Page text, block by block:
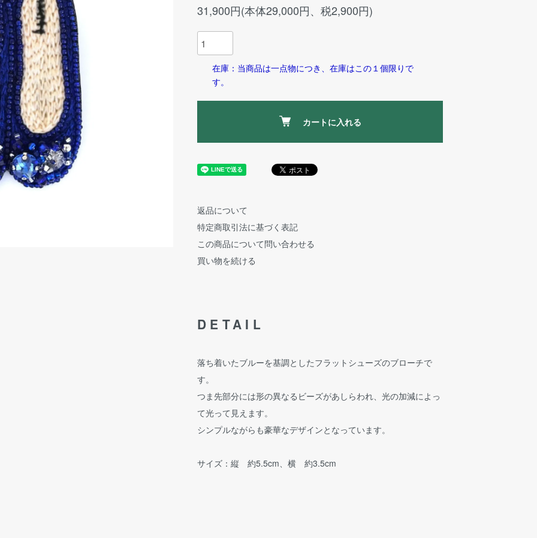
31,900円(本体29,000円、税2,900円)
在庫：当商品は一点物につき、在庫はこの１個限りで
す。
カートに入れる
返品について
特定商取引法に基づく表記
この商品について問い合わせる
買い物を続ける
DETAIL
落ち着いたブルーを基調としたフラットシューズのブローチで
す。
つま先部分には形の異なるビーズがあしらわれ、光の加減によっ
て光って見えます。
シンプルながらも豪華なデザインとなっています。
サイズ：縦 約5.5cm、横 約3.5cm